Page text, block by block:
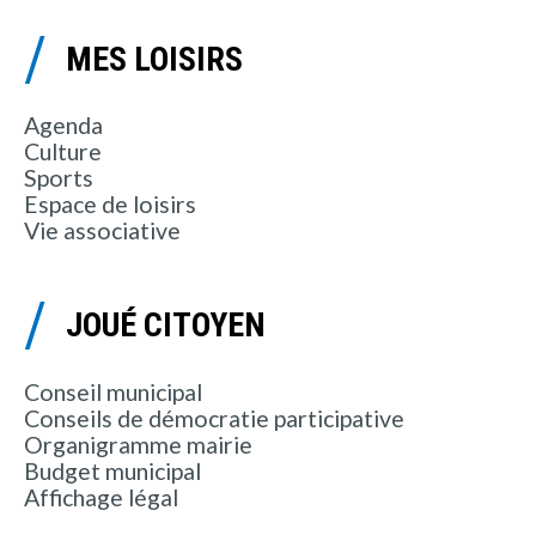
MES LOISIRS
Agenda
Culture
Sports
Espace de loisirs
Vie associative
JOUÉ CITOYEN
Conseil municipal
Conseils de démocratie participative
Organigramme mairie
Budget municipal
Affichage légal